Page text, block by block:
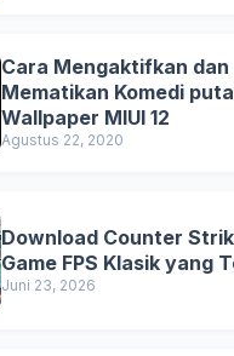
Cara Mengaktifkan dan
Mematikan Komedi
Wallpaper MIUI 12
Agustus 22, 2020
Download Counter
Game FPS Klasik yang
Juni 23, 2026